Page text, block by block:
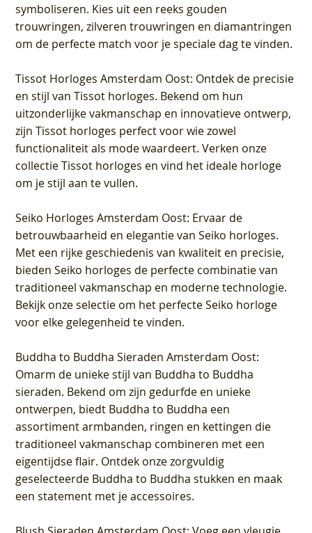
symboliseren. Kies uit een reeks gouden
trouwringen, zilveren trouwringen en diamantringen
om de perfecte match voor je speciale dag te vinden.
Tissot Horloges Amsterdam Oost: Ontdek de precisie
en stijl van Tissot horloges. Bekend om hun
uitzonderlijke vakmanschap en innovatieve ontwerp,
zijn Tissot horloges perfect voor wie zowel
functionaliteit als mode waardeert. Verken onze
collectie Tissot horloges en vind het ideale horloge
om je stijl aan te vullen.
Seiko Horloges Amsterdam Oost: Ervaar de
betrouwbaarheid en elegantie van Seiko horloges.
Met een rijke geschiedenis van kwaliteit en precisie,
bieden Seiko horloges de perfecte combinatie van
traditioneel vakmanschap en moderne technologie.
Bekijk onze selectie om het perfecte Seiko horloge
voor elke gelegenheid te vinden.
Buddha to Buddha Sieraden Amsterdam Oost:
Omarm de unieke stijl van Buddha to Buddha
sieraden. Bekend om zijn gedurfde en unieke
ontwerpen, biedt Buddha to Buddha een
assortiment armbanden, ringen en kettingen die
traditioneel vakmanschap combineren met een
eigentijdse flair. Ontdek onze zorgvuldig
geselecteerde Buddha to Buddha stukken en maak
een statement met je accessoires.